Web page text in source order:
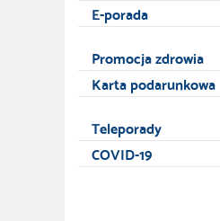
E-porada
Promocja zdrowia
Karta podarunkowa
Teleporady
COVID-19